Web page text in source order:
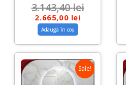
3.143,40lei
2.665,00 lei
Adaugă în coș
Sale!